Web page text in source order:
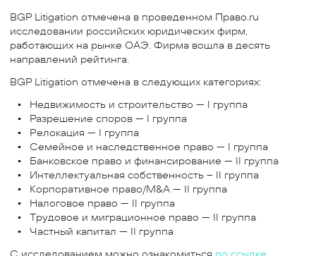
BGP Litigation отмечена в проведенном Право.ru
исследовании российских юридических фирм,
работающих на рынке ОАЭ. Фирма вошла в десять
направлений рейтинга.
BGP Litigation отмечена в следующих категориях:
Недвижимость и строительство — I группа
Разрешение споров — I группа
Релокация — I группа
Семейное и наследственное право — I группа
Банковское право и финансирование — II группа
Интеллектуальная собственность – II группа
Корпоративное право/M&A — II группа
Налоговое право — II группа
Трудовое и миграционное право — II группа
Частный капитал — II группа